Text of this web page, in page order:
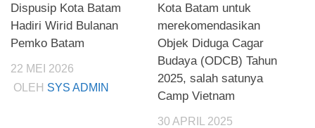
Dispusip Kota Batam
Hadiri Wirid Bulanan
Pemko Batam
22 MEI 2026
OLEH SYS ADMIN
Kota Batam untuk
merekomendasikan
Objek Diduga Cagar
Budaya (ODCB) Tahun
2025, salah satunya
Camp Vietnam
30 APRIL 2025